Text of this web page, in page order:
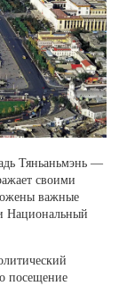
Тяньаньмэнь —
своими
важные
Национальный
посещение